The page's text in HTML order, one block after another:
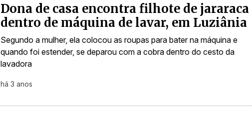
Dona de casa encontra filhote de jararaca
dentro de máquina de lavar, em Luziânia
Segundo a mulher, ela colocou as roupas para bater na máquina e
quando foi estender, se deparou com a cobra dentro do cesto da
lavadora
há 3 anos